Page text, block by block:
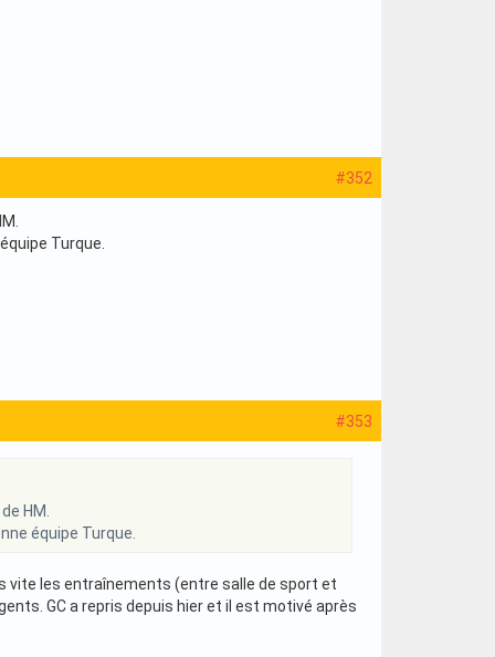
#352
Turque.
#353
HM.
équipe Turque.
vite les entraînements (entre salle de sport et
GC a repris depuis hier et il est motivé après